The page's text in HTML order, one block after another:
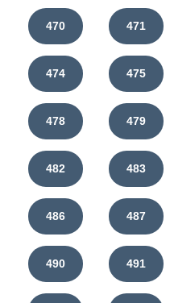
470 471
474 475
478 479
482 483
486 487
490 491